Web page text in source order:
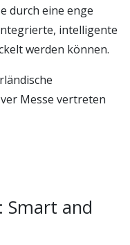
durch eine enge
intelligente
werden können.
Messe vertreten
Smart and